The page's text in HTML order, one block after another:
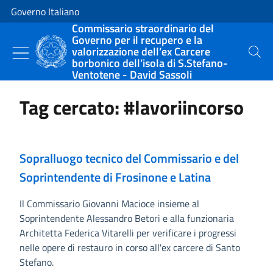
Vai al contenuto
Vai alla navigazione del sito
Governo Italiano
Commissario straordinario del
Governo per il recupero e la
valorizzazione dell’ex Carcere
borbonico dell’isola di S.Stefano-
Ventotene - David Sassoli
Cerca
Tag cercato: #lavoriincorso
Sopralluogo tecnico del Commissario e del
Soprintendente di Frosinone e Latina
Il Commissario Giovanni Macioce insieme al
Soprintendente Alessandro Betori e alla funzionaria
Architetta Federica Vitarelli per verificare i progressi
nelle opere di restauro in corso all'ex carcere di Santo
Stefano.